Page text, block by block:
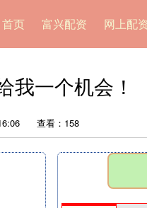
首页 富兴配资 网上配
我一个机会！
查看：158